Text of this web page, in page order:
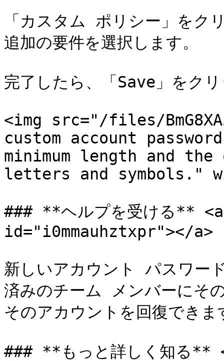
「カスタム ポリシー」をク
追加の要件を選択します。
完了したら、「Save」をク
<img src="/files/
custom account
minimum length and
letters and symbols."
### **ヘルプを受ける**
id="i0mmauhztxpr"></a>
新しいアカウント パスワー
済みのチーム メンバーにそ
そのアカウントを回復できま
### **もっと詳しく知る